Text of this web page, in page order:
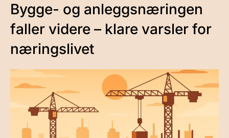
Bygge- og anleggsnæringen
faller videre – klare varsler for
næringslivet